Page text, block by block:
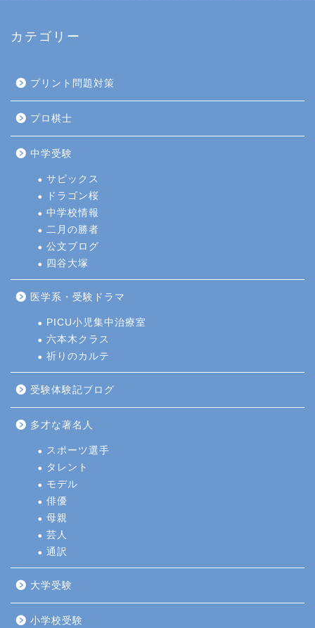
カテゴリー
プリント問題対策
プロ棋士
中学受験
サピックス
ドラゴン桜
中学校情報
二月の勝者
公文ブログ
四谷大塚
医学系・受験ドラマ
PICU小児集中治療室
六本木クラス
祈りのカルテ
受験体験記ブログ
多才な著名人
スポーツ選手
タレント
モデル
俳優
母親
芸人
通訳
大学受験
小学校受験